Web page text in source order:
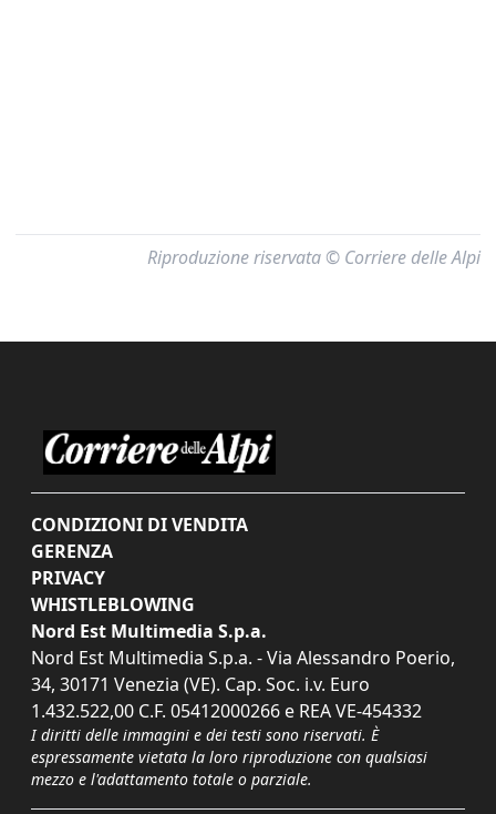
Riproduzione riservata © Corriere delle Alpi
CONDIZIONI DI VENDITA
GERENZA
PRIVACY
WHISTLEBLOWING
Nord Est Multimedia S.p.a.
Nord Est Multimedia S.p.a. - Via Alessandro Poerio,
34, 30171 Venezia (VE). Cap. Soc. i.v. Euro
1.432.522,00 C.F. 05412000266 e REA VE-454332
I diritti delle immagini e dei testi sono riservati. È
espressamente vietata la loro riproduzione con qualsiasi
mezzo e l'adattamento totale o parziale.